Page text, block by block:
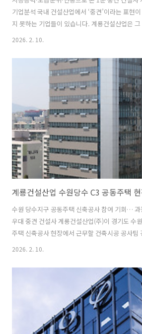
기업분석 국내 건설산업에서 ‘중견’이라는 표현
지 못하는 기업들이 있습니다. 계룡건설산업은
대전·충청권을 기반으로 성장해 온 계룡건설은 현
건설사로 자리매김했습니다. 본 콘텐츠에서는 계
상, 시공 경쟁력, 브랜드 전략, 조직 안정성을 중
서 계룡건설이 차지하는 위치를 종합적으로 정
안정성과 연속성을 갖춘 건설 명가 * 회사명: 계
1978년 (합자회사 설립 1970년) * 상장: 코스피
2026. 2. 10.
수원 당수지구 공동주택 신축공사 참여 기회… 과
우대 중견 건설사 계룡건설산업(주)이 경기도 수
주택 신축공사 현장에서 근무할 건축시공 공사팀
번 채용은 실무 중심 인력 충원을 위한 것으로, 주
쌓아온 중견 건설사로, 전국 주요 도시에서 주택·
하고 있다. 수원 당수지구는 택지개발이 활발히
동주택 시공 경력을 확장하려는 기술자들에게 실
는 현장으로 평가된다.■ 모집부문 및 자격요건모
현장 공사팀)모집인원: 1명경력요건: 관련 경력
급 경력자공동주택 현장 시공..
2026. 2. 10.